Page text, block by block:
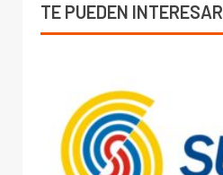
TE PUEDEN INTERESAR